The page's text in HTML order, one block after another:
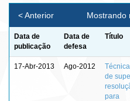
Mostrando
< Anterior
Data de
publicação
Data de
defesa
Título
17-Abr-2013 Ago-2012
de
para